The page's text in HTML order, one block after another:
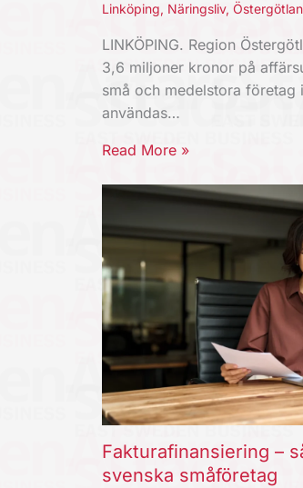
Linköping, Näringsliv,
LINKÖPING. Region
3,6 miljoner kronor på
små och medelstora företag
användas…
Read More »
Fakturafinansiering –
svenska småföretag